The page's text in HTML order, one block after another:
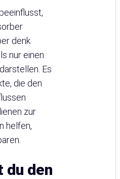
denk
nur einen
Es
die den
zur
helfen,
du den